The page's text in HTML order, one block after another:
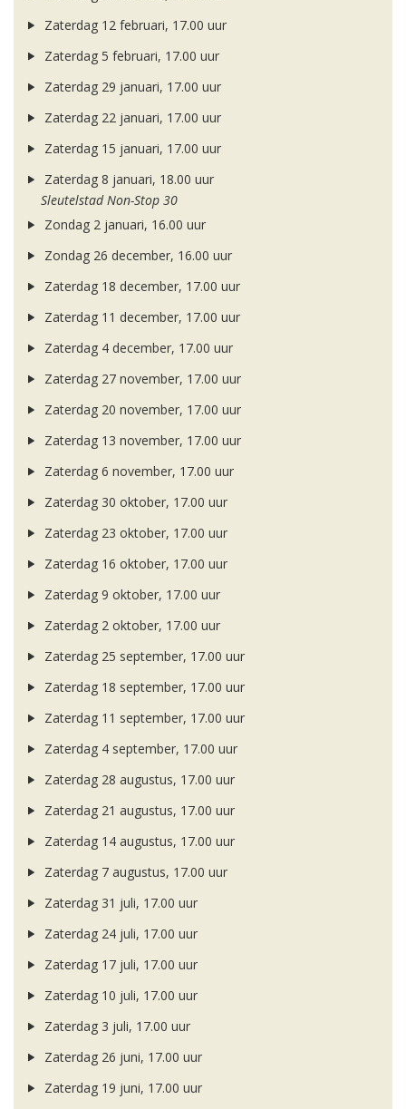
Zaterdag 12 februari, 17.00 uur
Zaterdag 5 februari, 17.00 uur
Zaterdag 29 januari, 17.00 uur
Zaterdag 22 januari, 17.00 uur
Zaterdag 15 januari, 17.00 uur
Zaterdag 8 januari, 18.00 uur
Sleutelstad Non-Stop 30
Zondag 2 januari, 16.00 uur
Zondag 26 december, 16.00 uur
Zaterdag 18 december, 17.00 uur
Zaterdag 11 december, 17.00 uur
Zaterdag 4 december, 17.00 uur
Zaterdag 27 november, 17.00 uur
Zaterdag 20 november, 17.00 uur
Zaterdag 13 november, 17.00 uur
Zaterdag 6 november, 17.00 uur
Zaterdag 30 oktober, 17.00 uur
Zaterdag 23 oktober, 17.00 uur
Zaterdag 16 oktober, 17.00 uur
Zaterdag 9 oktober, 17.00 uur
Zaterdag 2 oktober, 17.00 uur
Zaterdag 25 september, 17.00 uur
Zaterdag 18 september, 17.00 uur
Zaterdag 11 september, 17.00 uur
Zaterdag 4 september, 17.00 uur
Zaterdag 28 augustus, 17.00 uur
Zaterdag 21 augustus, 17.00 uur
Zaterdag 14 augustus, 17.00 uur
Zaterdag 7 augustus, 17.00 uur
Zaterdag 31 juli, 17.00 uur
Zaterdag 24 juli, 17.00 uur
Zaterdag 17 juli, 17.00 uur
Zaterdag 10 juli, 17.00 uur
Zaterdag 3 juli, 17.00 uur
Zaterdag 26 juni, 17.00 uur
Zaterdag 19 juni, 17.00 uur